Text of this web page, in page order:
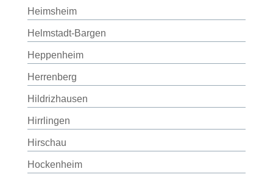
Heimsheim
Helmstadt-Bargen
Heppenheim
Herrenberg
Hildrizhausen
Hirrlingen
Hirschau
Hockenheim